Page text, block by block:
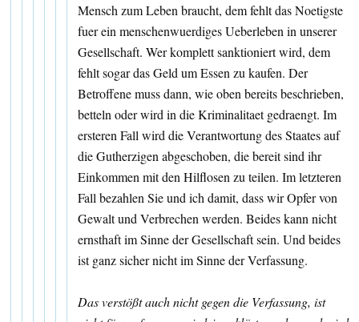
Mensch zum Leben braucht, dem fehlt das Noetigste
fuer ein menschenwuerdiges Ueberleben in unserer
Gesellschaft. Wer komplett sanktioniert wird, dem
fehlt sogar das Geld um Essen zu kaufen. Der
Betroffene muss dann, wie oben bereits beschrieben,
betteln oder wird in die Kriminalitaet gedraengt. Im
ersteren Fall wird die Verantwortung des Staates auf
die Gutherzigen abgeschoben, die bereit sind ihr
Einkommen mit den Hilflosen zu teilen. Im letzteren
Fall bezahlen Sie und ich damit, dass wir Opfer von
Gewalt und Verbrechen werden. Beides kann nicht
ernsthaft im Sinne der Gesellschaft sein. Und beides
ist ganz sicher nicht im Sinne der Verfassung.
Das verstößt auch nicht gegen die Verfassung, ist